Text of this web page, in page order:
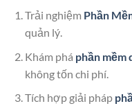
Trải nghiệm Phần
quản lý.
Khám phá phần mềm
không tốn chi phí.
Tích hợp giải pháp